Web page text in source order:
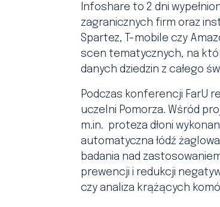
Infoshare to 2 dni
zagranicznych firm oraz
Spartez, T-mobile czy
scen tematycznych, na
danych dziedzin z całego
Podczas konferencji FarU
uczelni Pomorza. Wśród
m.in. proteza dłoni
automatyczna łódź
badania nad
prewencji i redukcji
czy analiza krążących